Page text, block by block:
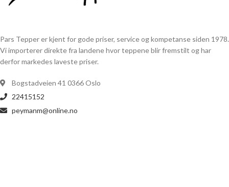
Pars Tepper er kjent for gode priser, service og kompetanse siden 1978.
Vi importerer direkte fra landene hvor teppene blir fremstilt og har
derfor markedes laveste priser.
Bogstadveien 41 0366 Oslo
22415152
peymanm@online.no